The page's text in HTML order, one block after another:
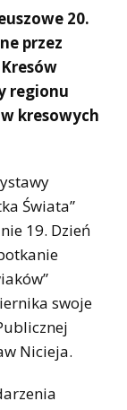
20.
przez
regionu
kresowych
Świata”
19. Dzień
swoje
Nicieja.